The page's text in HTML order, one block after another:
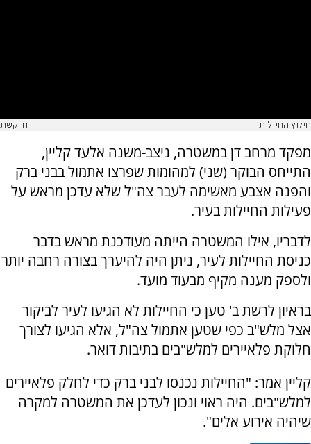
חילוץ החיילות דוד קשת
מפקד מרחב דן במשטרה, ניצב-משנה אלעד קליין,
התייחס הבוקר (שני) למהומות שפרצו אתמול בבני ברק
והפנה אצבע מאשימה לעבר צה"ל שלא עדכן מראש על
פעילות החיילות בעיר.
לדבריו, אילו המשטרה הייתה מעודכנת מראש בדבר
כניסת החיילות לעיר, ניתן היה להיערך בצורה רחבה יותר
ולספק מענה מקיף מבעוד מועד.
בראיון לרשת ב' טען כי החיילות לא הגיעו לעיר לביקור
אצל מלש"ב כפי שטען אתמול צה"ל, אלא הגיעו לצורך
חלוקת פלאיירים למלש"בים בתיבות דואר.
קליין אמר: "החיילות נכנסו לבני ברק כדי לחלק פלאיירים
למלש"בים. היה ראוי ונכון לעדכן את המשטרה למקרה
שיהיה אירוע אלים".